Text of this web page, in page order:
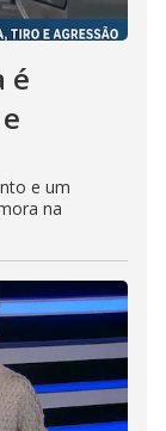
é
e um
na